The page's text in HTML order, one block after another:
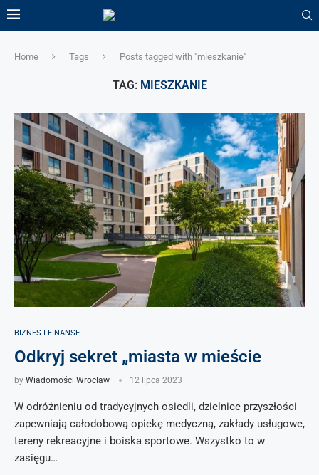
Home Tags Posts tagged with "mieszkanie"
TAG: MIESZKANIE
BIZNES I FINANSE
Odkryj sekret „miasta w mieście
by Wiadomości Wrocław 12 lipca 2023
W odróżnieniu od tradycyjnych osiedli, dzielnice przyszłości
zapewniają całodobową opiekę medyczną, zakłady usługowe,
tereny rekreacyjne i boiska sportowe. Wszystko to w
zasięgu…